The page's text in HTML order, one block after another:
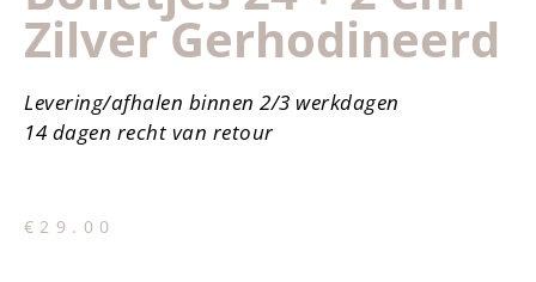
Zilver Gerhodineerd
Levering/afhalen binnen 2/3 werkdagen
14 dagen recht van retour
€ 29.00